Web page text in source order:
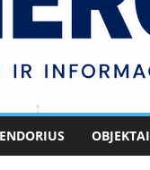
OBJEKTAI